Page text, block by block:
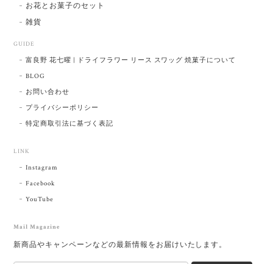
お花とお菓子のセット
雑貨
GUIDE
富良野 花七曜 | ドライフラワー リース スワッグ 焼菓子について
BLOG
お問い合わせ
プライバシーポリシー
特定商取引法に基づく表記
LINK
Instagram
Facebook
YouTube
Mail Magazine
新商品やキャンペーンなどの最新情報をお届けいたします。